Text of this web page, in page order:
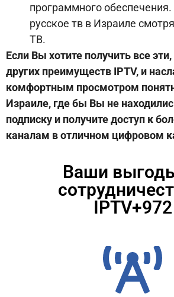
программного
русское тв в Израиле
ТВ.
Если Вы хотите получить все
других преимуществ IPTV, и
комфортным просмотром
Израиле, где бы Вы не
подписку и получите доступ к
каналам в отличном цифровом
Ваши
IPTV+972